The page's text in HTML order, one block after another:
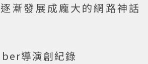
漸發展成龐大的網路神話
導演創紀錄